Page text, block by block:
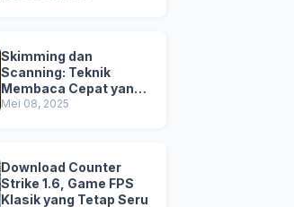
Skimming dan
Scanning: Teknik
Membaca Cepat yang
Efektif
Mei 08, 2025
Download Counter
Strike 1.6, Game FPS
Klasik yang Tetap Seru